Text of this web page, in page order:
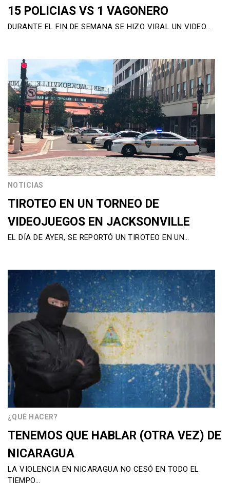
15 POLICIAS VS 1 VAGONERO
DURANTE EL FIN DE SEMANA SE HIZO VIRAL UN VIDEO…
NOTICIAS
TIROTEO EN UN TORNEO DE
VIDEOJUEGOS EN JACKSONVILLE
EL DÍA DE AYER, SE REPORTÓ UN TIROTEO EN UN…
¿QUÉ HACER?
TENEMOS QUE HABLAR (OTRA VEZ) DE
NICARAGUA
LA VIOLENCIA EN NICARAGUA NO CESÓ EN TODO EL
TIEMPO…